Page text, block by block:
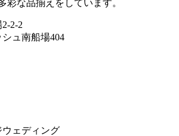
彩な品揃えをしています。
2-2
ュ南船場404